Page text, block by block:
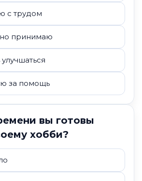
с трудом
принимаю
за помощь
вы готовы
хобби?